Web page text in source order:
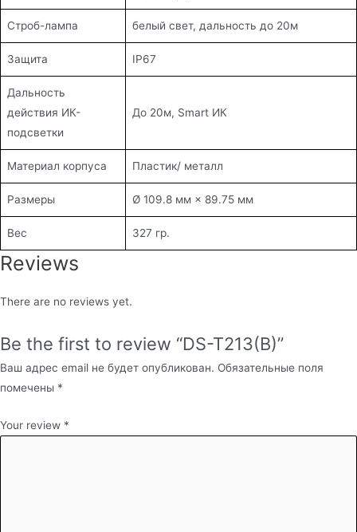
Строб-лампа белый свет, дальность до 20м
Защита IP67
Дальность
действия ИК-
подсветки
До 20м, Smart ИК
Материал корпуса Пластик/ металл
Размеры Ø 109.8 мм × 89.75 мм
Вес 327 гр.
Reviews
There are no reviews yet.
Be the first to review “DS-T213(B)”
Ваш адрес email не будет опубликован. Обязательные поля
помечены *
Your review *